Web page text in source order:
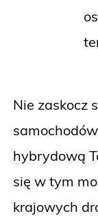
Nie zaskocz
hybrydową
się w tym
krajowych